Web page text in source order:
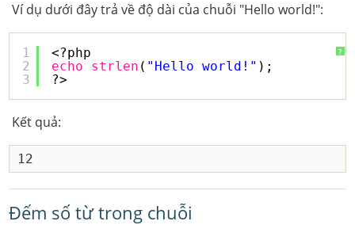
Ví dụ dưới đây trả về độ dài của chuỗi "Hello world!":
?
1
2
3
<?php
echo
strlen ( "Hello world!" );
?>
Kết quả:
Đếm số từ trong chuỗi